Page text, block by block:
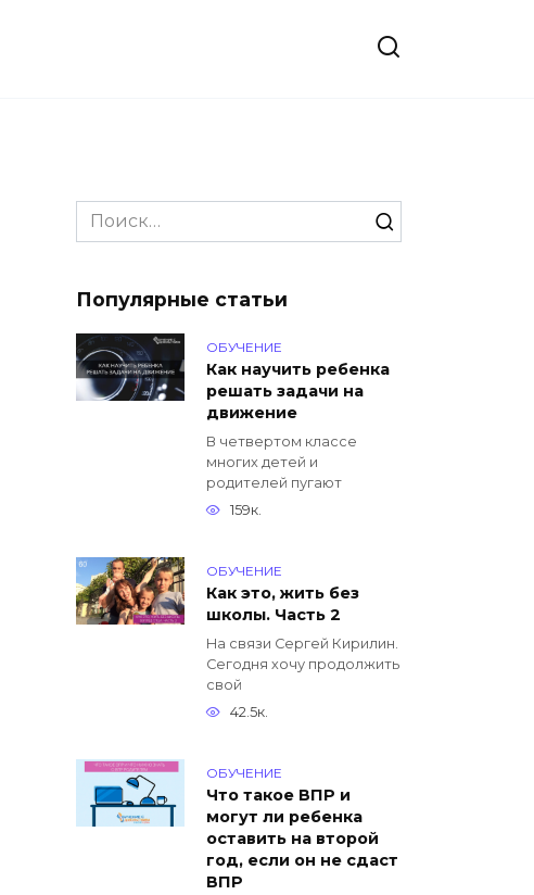
Search
for:
Популярные статьи
ОБУЧЕНИЕ
Как научить ребенка
решать задачи на
движение
В четвертом классе
многих детей и
родителей пугают
159к.
ОБУЧЕНИЕ
Как это, жить без
школы. Часть 2
На связи Сергей Кирилин.
Сегодня хочу продолжить
свой
42.5к.
ОБУЧЕНИЕ
Что такое ВПР и
могут ли ребенка
оставить на второй
год, если он не сдаст
ВПР